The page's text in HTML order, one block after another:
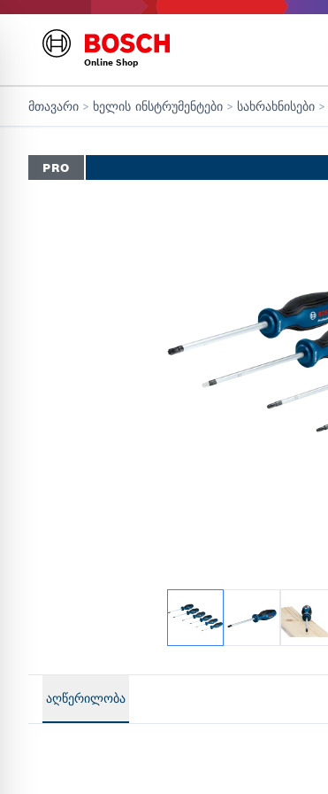
Online Shop
მთავარი > ხელის ინსტრუმენტები > სახრახნისები >
PRO
აღწერილობა